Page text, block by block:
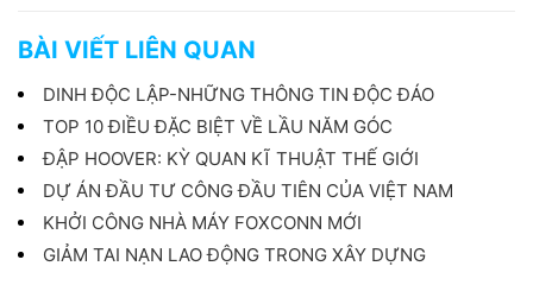
BÀI VIẾT LIÊN QUAN
DINH ĐỘC LẬP-NHỮNG THÔNG TIN ĐỘC ĐÁO
TOP 10 ĐIỀU ĐẶC BIỆT VỀ LẦU NĂM GÓC
ĐẬP HOOVER: KỲ QUAN KĨ THUẬT THẾ GIỚI
DỰ ÁN ĐẦU TƯ CÔNG ĐẦU TIÊN CỦA VIỆT NAM
KHỞI CÔNG NHÀ MÁY FOXCONN MỚI
GIẢM TAI NẠN LAO ĐỘNG TRONG XÂY DỰNG